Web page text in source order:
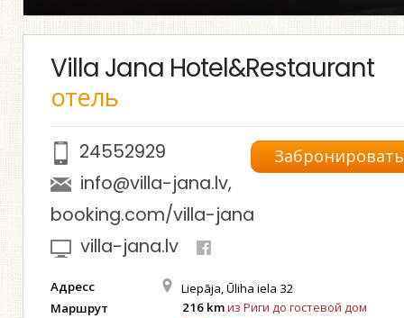
Villa Jana Hotel&Restaurant
отель
Забронировать
24552929
info@villa-jana.lv,
booking.com/villa-jana
villa-jana.lv
Адресс Liepāja, Ūliha iela 32
Маршрут 216 kmиз Риги до гостевой дом